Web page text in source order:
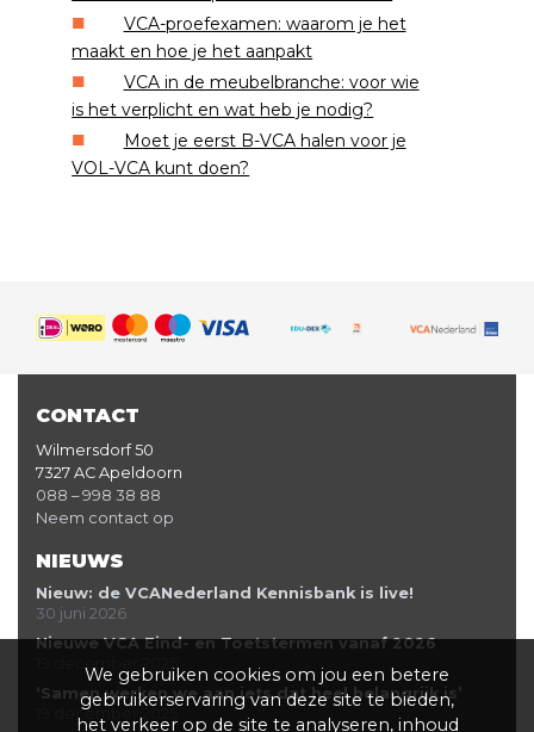
VCA-proefexamen: waarom je het
maakt en hoe je het aanpakt
VCA in de meubelbranche: voor wie
is het verplicht en wat heb je nodig?
Moet je eerst B-VCA halen voor je
VOL-VCA kunt doen?
CONTACT
Wilmersdorf 50
7327 AC Apeldoorn
088 – 998 38 88
Neem contact op
NIEUWS
Nieuw: de VCANederland Kennisbank is live!
30 juni 2026
Nieuwe VCA Eind- en Toetstermen vanaf 2026
19 december 2025
‘Samen werken we aan iets dat heel belangrijk is’
19 december 2025
We gebruiken cookies om jou een betere
gebruikerservaring van deze site te bieden,
het verkeer op de site te analyseren, inhoud